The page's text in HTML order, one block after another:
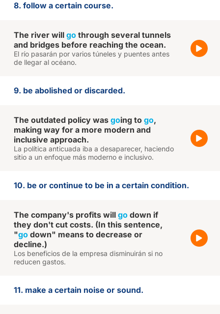
8. follow a certain course.
The river will go through several tunnels
and bridges before reaching the ocean.
El río pasarán por varios túneles y puentes antes
de llegar al océano.
9. be abolished or discarded.
The outdated policy was going to go,
making way for a more modern and
inclusive approach.
La política anticuada iba a desaparecer, haciendo
sitio a un enfoque más moderno e inclusivo.
10. be or continue to be in a certain condition.
The company's profits will go down if
they don't cut costs. (In this sentence,
"go down" means to decrease or
decline.)
Los beneficios de la empresa disminuirán si no
reducen gastos.
11. make a certain noise or sound.